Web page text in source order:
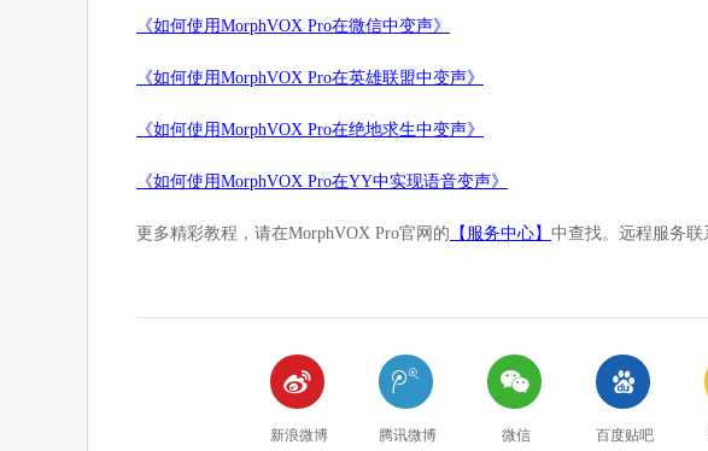
《如何使用MorphVOX Pro在微信中变声》
《如何使用MorphVOX Pro在英雄联盟中变声》
《如何使用MorphVOX Pro在绝地求生中变声》
《如何使用MorphVOX Pro在YY中实现语音变声》
更多精彩教程，请在MorphVOX Pro官网的 【服务中心】 中查找。远程服务联

新浪微博

腾讯微博

微信

百度贴吧